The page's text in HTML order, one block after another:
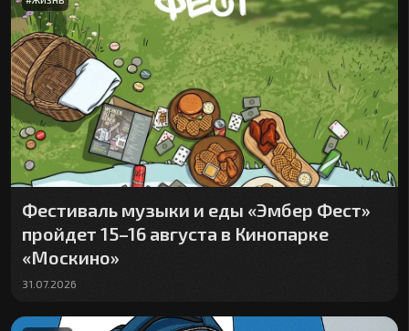
Фестиваль музыки и еды «Эмбер Фест»
пройдет 15–16 августа в Кинопарке
«Москино»
31.07.2026